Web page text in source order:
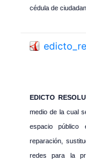
cédula de
EDICTO
medio de la cual
espacio público
reparación,
redes para la